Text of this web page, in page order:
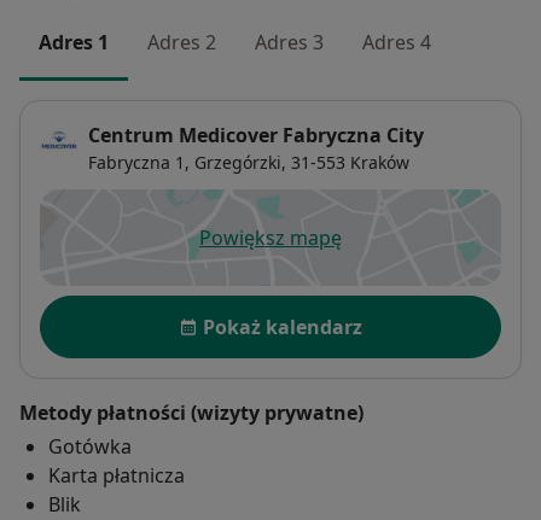
Adres 1 Adres 2 Adres 3 Adres 4
Centrum Medicover Fabryczna City
Fabryczna 1, Grzegórzki, 31-553 Kraków
Powiększ mapęotwiera się w nowej karcie
Dostępność
Pokaż kalendarz
Metody płatności (wizyty prywatne)
Gotówka
Karta płatnicza
Blik